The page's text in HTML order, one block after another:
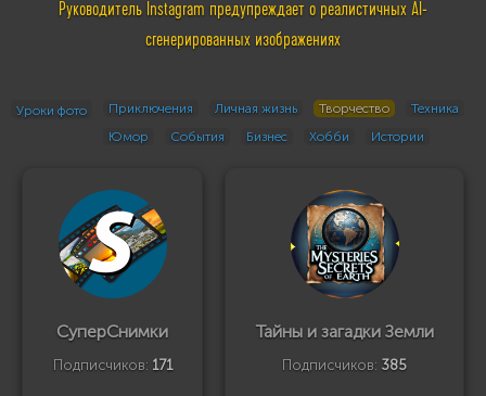
Руководитель Instagram предупреждает о реалистичных AI-
сгенерированных изображениях
Уроки фото Приключения Личная жизнь Творчество
Техника
Юмор
События Бизнес Хобби Истории
СуперСнимки
Подписчиков: 171
Тайны и загадки Земли
Подписчиков: 385